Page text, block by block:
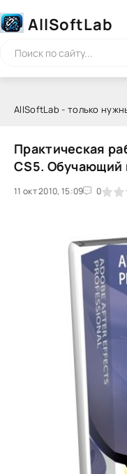
AllSoftLab
AllSoftLab - только
Практическая
CS5. Обучающий
11 окт 2010, 15:09 0
1 2 3 4 5